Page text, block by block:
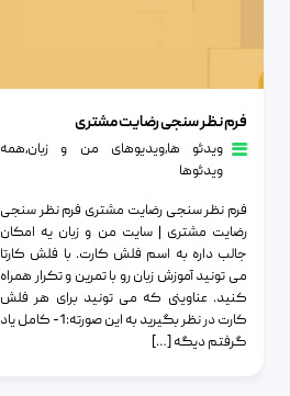
فرم نظر سنجی رضایت مشتری
ویدئو ها٫ویدیوهای من و زبان٫همه
ویدئوها
فرم نظر سنجی رضایت مشتری فرم نظر سنجی
رضایت مشتری | سایت من و زبان یه امکان
جالب داره به اسم فلش کارت. با فلش کارتا
می تونید آموزش زبان رو با تمرین و تکرار همراه
کنید. عناوینی که می تونید برای هر فلش
کارت در نظر بگیرید به این صورته:1- کامل یاد
گرفتم دیگه […]